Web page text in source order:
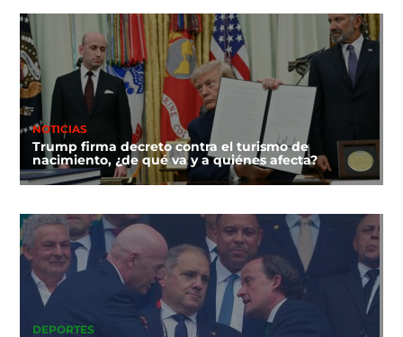
NOTICIAS
Trump firma decreto contra el turismo de
nacimiento, ¿de qué va y a quiénes afecta?
DEPORTES